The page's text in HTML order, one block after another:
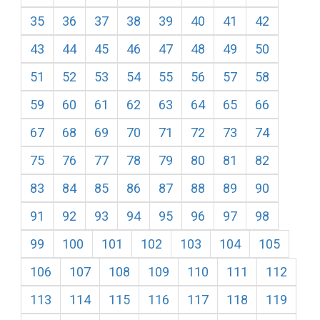
35
36 37 38 39 40 41
42
43
44 45 46 47 48 49
50
51
52 53 54 55 56 57
58
59
60 61 62 63 64 65
66
67
68 69 70 71 72 73
74
75
76 77 78 79 80 81
82
83
84 85 86 87 88 89
90
91
92 93 94 95 96 97
98
99
100 101 102 103 104
105
106
107 108 109 110 111
112
113
114 115 116 117 118 119